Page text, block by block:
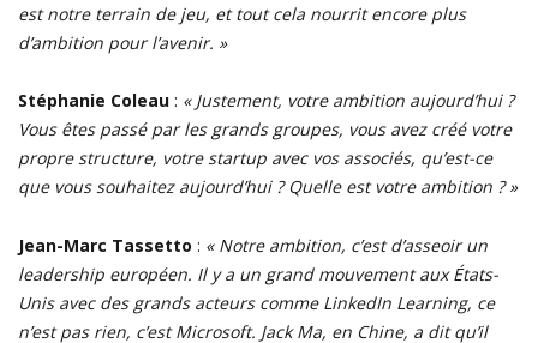
est notre terrain de jeu, et tout cela nourrit encore plus
d’ambition pour l’avenir. »
Stéphanie Coleau : « Justement, votre ambition aujourd’hui ?
Vous êtes passé par les grands groupes, vous avez créé votre
propre structure, votre startup avec vos associés, qu’est-ce
que vous souhaitez aujourd’hui ? Quelle est votre ambition ? »
Jean-Marc Tassetto : « Notre ambition, c’est d’asseoir un
leadership européen. Il y a un grand mouvement aux États-
Unis avec des grands acteurs comme LinkedIn Learning, ce
n’est pas rien, c’est Microsoft. Jack Ma, en Chine, a dit qu’il